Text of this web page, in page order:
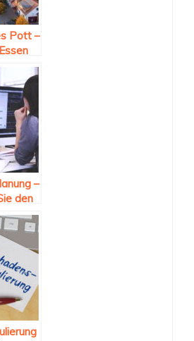
Pott –
–
den